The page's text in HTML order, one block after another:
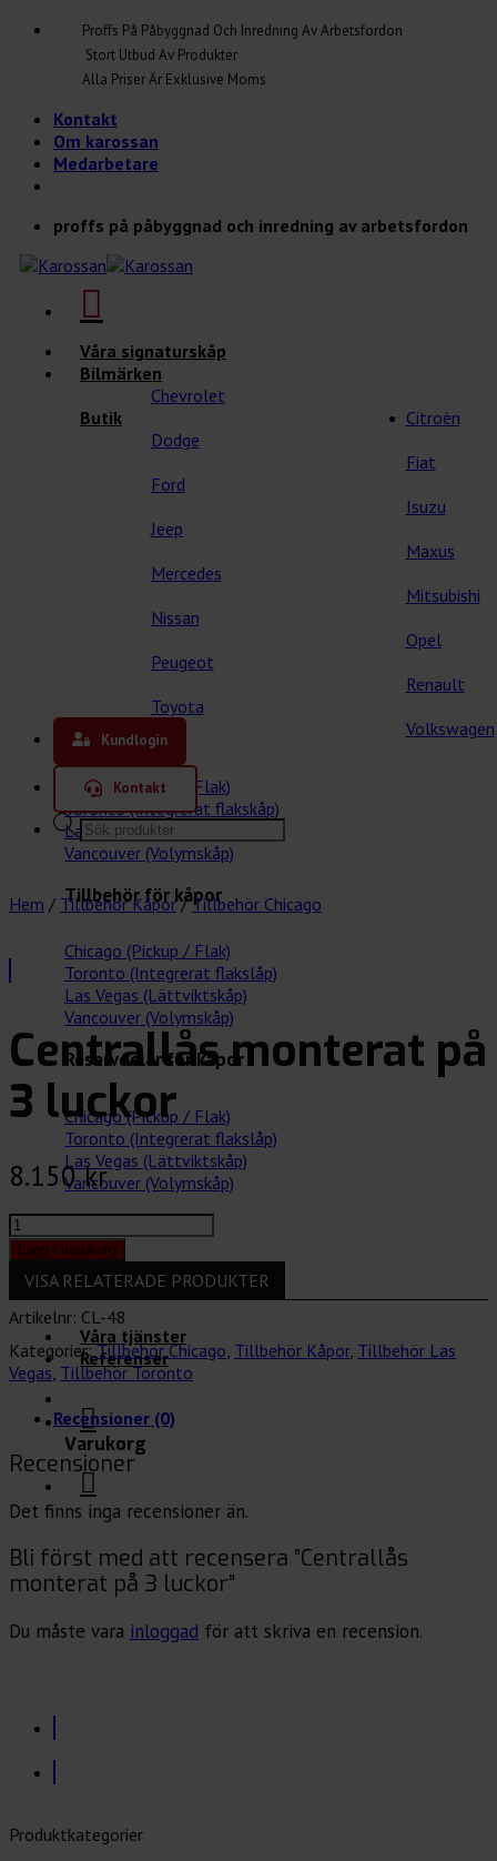
Skip
Proffs På Påbyggnad Och Inredning Av Arbetsfordon
Stort Utbud Av Produkter
Alla Priser Är Exklusive Moms
Kontakt
Om karossan
Medarbetare
proffs på påbyggnad och inredning av arbetsfordon
Våra signaturskåp
Bilmärken
Chevrolet
Citroèn
Dodge
Fiat
Ford
Isuzu
Jeep
Maxus
Mercedes
Mitsubishi
Nissan
Opel
Peugeot
Renault
Toyota
Volkswagen
Butik
Våra kåpor
Chicago (Pickup / Flak)
Toronto (Integrerat flakskåp)
Las Vegas (Lättviktskåp)
Vancouver (Volymskåp)
Tillbehör för kåpor
Chicago (Pickup / Flak)
Toronto (Integrerat flakslåp)
Las Vegas (Lättviktskåp)
Vancouver (Volymskåp)
Reservdelar för kåpor
Chicago (Pickup / Flak)
Toronto (Integrerat flakslåp)
Las Vegas (Lättviktskåp)
Vancouver (Volymskåp)
Visa kategorier
Våra tjänster
Referenser
Varukorg
Kundlogin
Kontakt
Products
search
Hem / Tillbehör Kåpor / Tillbehör Chicago
Centrallås monterat på
3 luckor
8.150kr
Centrallås
monterat
på
luckor
mängd
Lägg i varukorg
VISA RELATERADE PRODUKTER
Artikelnr: CL-48
Kategorier:Tillbehör Chicago, Tillbehör Kåpor, Tillbehör Las
Vegas, Tillbehör Toronto
Recensioner (0)
Recensioner
Det finns inga recensioner än.
Bli först med att recensera ”Centrallås
monterat på 3 luckor”
Du måste vara inloggad för att skriva en recension.
Produktkategorier